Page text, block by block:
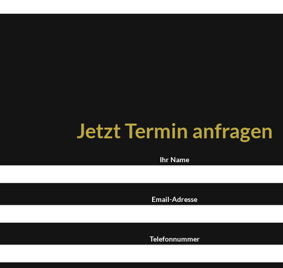
Jetzt Termin anfragen
Ihr Name
Email-Adresse
Telefonnummer